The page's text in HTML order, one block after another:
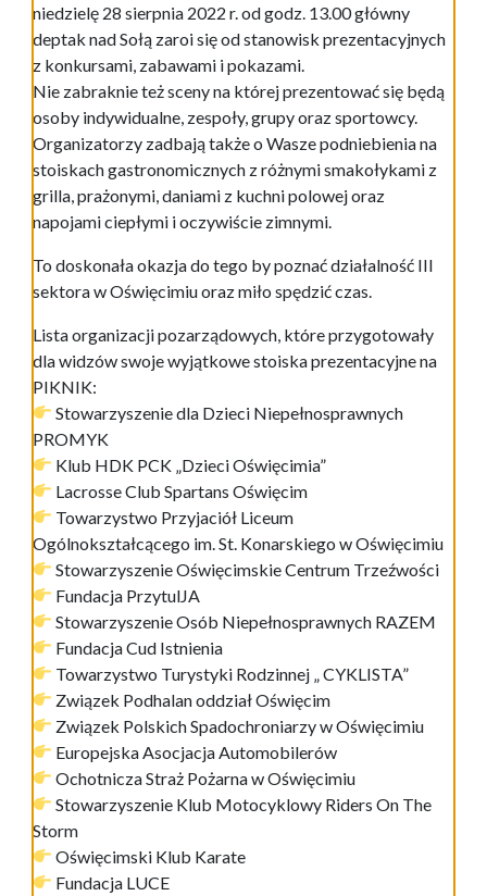
niedzielę 28 sierpnia 2022 r. od godz. 13.00 główny
deptak nad Sołą zaroi się od stanowisk prezentacyjnych
z konkursami, zabawami i pokazami.
Nie zabraknie też sceny na której prezentować się będą
osoby indywidualne, zespoły, grupy oraz sportowcy.
Organizatorzy zadbają także o Wasze podniebienia na
stoiskach gastronomicznych z różnymi smakołykami z
grilla, prażonymi, daniami z kuchni polowej oraz
napojami ciepłymi i oczywiście zimnymi.
To doskonała okazja do tego by poznać działalność III
sektora w Oświęcimiu oraz miło spędzić czas.
Lista organizacji pozarządowych, które przygotowały
dla widzów swoje wyjątkowe stoiska prezentacyjne na
PIKNIK:
Stowarzyszenie dla Dzieci Niepełnosprawnych
PROMYK
Klub HDK PCK „Dzieci Oświęcimia”
Lacrosse Club Spartans Oświęcim
Towarzystwo Przyjaciół Liceum
Ogólnokształcącego im. St. Konarskiego w Oświęcimiu
Stowarzyszenie Oświęcimskie Centrum Trzeźwości
Fundacja PrzytulJA
Stowarzyszenie Osób Niepełnosprawnych RAZEM
Fundacja Cud Istnienia
Towarzystwo Turystyki Rodzinnej „ CYKLISTA”
Związek Podhalan oddział Oświęcim
Związek Polskich Spadochroniarzy w Oświęcimiu
Europejska Asocjacja Automobilerów
Ochotnicza Straż Pożarna w Oświęcimiu
Stowarzyszenie Klub Motocyklowy Riders On The
Storm
Oświęcimski Klub Karate
Fundacja LUCE